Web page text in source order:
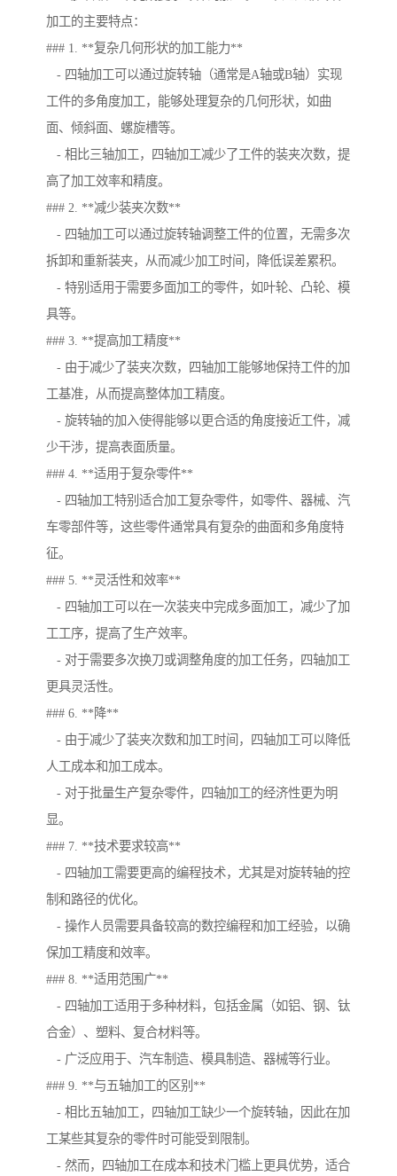
加工的主要特点：
### 1. **复杂几何形状的加工能力**
- 四轴加工可以通过旋转轴（通常是A轴或B轴）实现
工件的多角度加工，能够处理复杂的几何形状，如曲
面、倾斜面、螺旋槽等。
- 相比三轴加工，四轴加工减少了工件的装夹次数，提
高了加工效率和精度。
### 2. **减少装夹次数**
- 四轴加工可以通过旋转轴调整工件的位置，无需多次
拆卸和重新装夹，从而减少加工时间，降低误差累积。
- 特别适用于需要多面加工的零件，如叶轮、凸轮、模
具等。
### 3. **提高加工精度**
- 由于减少了装夹次数，四轴加工能够地保持工件的加
工基准，从而提高整体加工精度。
- 旋转轴的加入使得能够以更合适的角度接近工件，减
少干涉，提高表面质量。
### 4. **适用于复杂零件**
- 四轴加工特别适合加工复杂零件，如零件、器械、汽
车零部件等，这些零件通常具有复杂的曲面和多角度特
征。
### 5. **灵活性和效率**
- 四轴加工可以在一次装夹中完成多面加工，减少了加
工工序，提高了生产效率。
- 对于需要多次换刀或调整角度的加工任务，四轴加工
更具灵活性。
### 6. **降**
- 由于减少了装夹次数和加工时间，四轴加工可以降低
人工成本和加工成本。
- 对于批量生产复杂零件，四轴加工的经济性更为明
显。
### 7. **技术要求较高**
- 四轴加工需要更高的编程技术，尤其是对旋转轴的控
制和路径的优化。
- 操作人员需要具备较高的数控编程和加工经验，以确
保加工精度和效率。
### 8. **适用范围广**
- 四轴加工适用于多种材料，包括金属（如铝、钢、钛
合金）、塑料、复合材料等。
- 广泛应用于、汽车制造、模具制造、器械等行业。
### 9. **与五轴加工的区别**
- 相比五轴加工，四轴加工缺少一个旋转轴，因此在加
工某些其复杂的零件时可能受到限制。
- 然而，四轴加工在成本和技术门槛上更具优势，适合